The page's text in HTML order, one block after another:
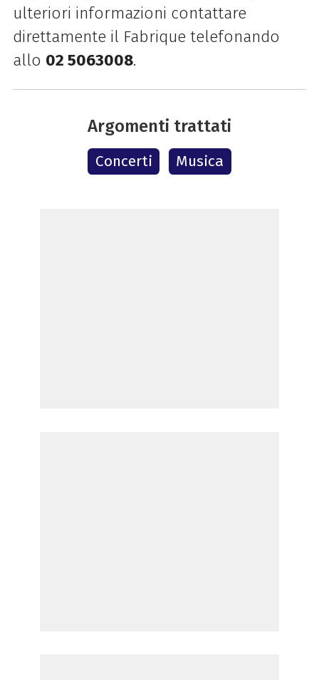
ulteriori informazioni contattare
direttamente il Fabrique telefonando
allo 02 5063008.
Argomenti trattati
Concerti Musica